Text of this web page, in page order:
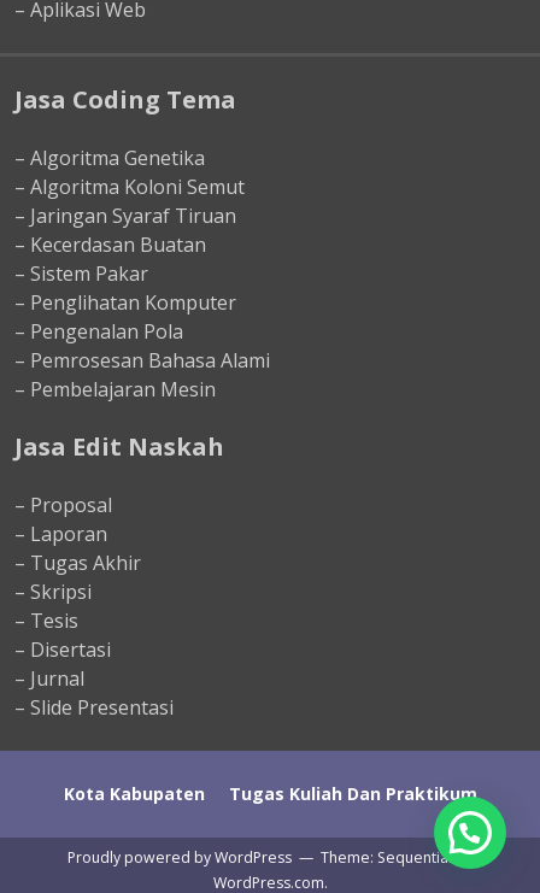
– Aplikasi Web
Jasa Coding Tema
– Algoritma Genetika
– Algoritma Koloni Semut
– Jaringan Syaraf Tiruan
– Kecerdasan Buatan
– Sistem Pakar
– Penglihatan Komputer
– Pengenalan Pola
– Pemrosesan Bahasa Alami
– Pembelajaran Mesin
Jasa Edit Naskah
– Proposal
– Laporan
– Tugas Akhir
– Skripsi
– Tesis
– Disertasi
– Jurnal
– Slide Presentasi
Kota Kabupaten Tugas Kuliah Dan Praktikum
Proudly powered by WordPress — Theme: Sequential by
WordPress.com.
Halo Kak. Ada yang bisa saya bantu?